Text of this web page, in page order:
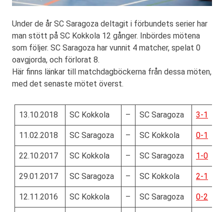
Under de år SC Saragoza deltagit i förbundets serier har
man stött på SC Kokkola 12 gånger. Inbördes mötena
som följer. SC Saragoza har vunnit 4 matcher, spelat 0
oavgjorda, och förlorat 8.
Här finns länkar till matchdagböckerna från dessa möten,
med det senaste mötet överst.
13.10.2018 SC Kokkola – SC Saragoza 3-1
11.02.2018 SC Saragoza – SC Kokkola 0-1
22.10.2017 SC Kokkola – SC Saragoza 1-0
29.01.2017 SC Saragoza – SC Kokkola 2-1
12.11.2016 SC Kokkola – SC Saragoza 0-2